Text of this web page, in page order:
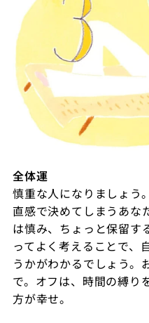
全体運
慎重な人になりましょう
直感で決めてしまうあな
は慎み、ちょっと保留す
ってよく考えることで、
うかがわかるでしょう。
で。オフは、時間の縛り
方が幸せ。